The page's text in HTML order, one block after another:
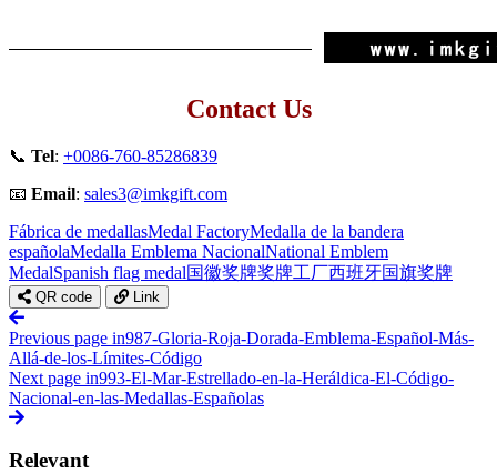
Contact Us
📞 Tel: +0086-760-85286839
📧 Email: sales3@imkgift.com
Fábrica de medallasMedal FactoryMedalla de la bandera
españolaMedalla Emblema NacionalNational Emblem
MedalSpanish flag medal国徽奖牌奖牌工厂西班牙国旗奖牌
QR code Link
Previous page in987-Gloria-Roja-Dorada-Emblema-Español-Más-
Allá-de-los-Límites-Código
Next page in993-El-Mar-Estrellado-en-la-Heráldica-El-Código-
Nacional-en-las-Medallas-Españolas
Relevant